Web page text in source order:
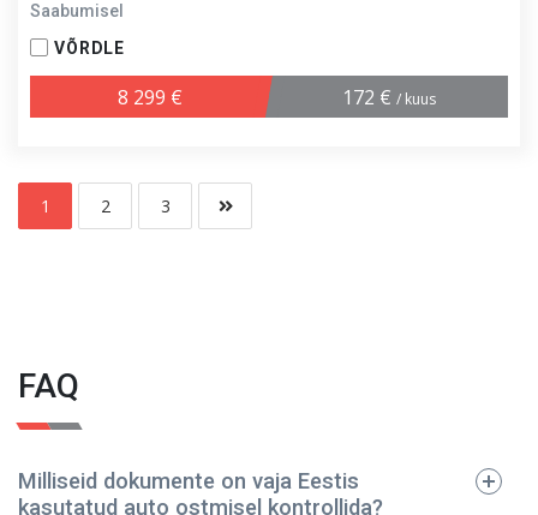
Saabumisel
VÕRDLE
8 299 € 172 € / kuus
1 2 3
FAQ
Milliseid dokumente on vaja Eestis
kasutatud auto ostmisel kontrollida?